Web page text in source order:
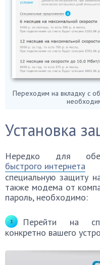
Переходим на вкладку с
Установка
Нередко для
быстрого интернета
специальную защиту
также модема от
пароль, необходимо:
Перейти на
конкретно вашего